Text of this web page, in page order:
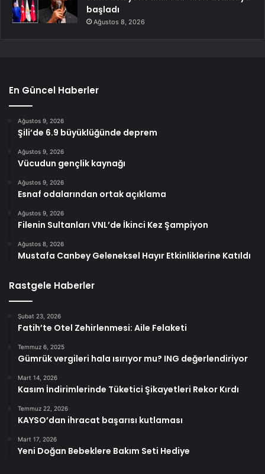
başladı
Ağustos 8, 2026
En Güncel Haberler
Ağustos 9, 2026
Şili’de 6.9 büyüklüğünde deprem
Ağustos 9, 2026
Vücudun gençlik kaynağı
Ağustos 9, 2026
Esnaf odalarından ortak açıklama
Ağustos 9, 2026
Filenin Sultanları VNL’de İkinci Kez Şampiyon
Ağustos 8, 2026
Mustafa Canbey Geleneksel Hayır Etkinliklerine Katıldı
Rastgele Haberler
Şubat 23, 2026
Fatih’te Otel Zehirlenmesi: Aile Felaketi
Temmuz 6, 2025
Gümrük vergileri hala ısırıyor mu? ING değerlendiriyor
Mart 14, 2026
Kasım İndirimlerinde Tüketici Şikayetleri Rekor Kırdı
Temmuz 22, 2026
KAYSO’dan ihracat başarısı kutlaması
Mart 17, 2026
Yeni Doğan Bebeklere Bakım Seti Hediye